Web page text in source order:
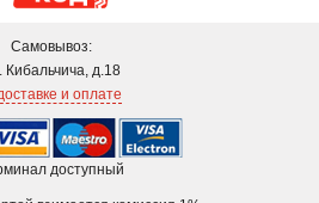
Самовывоз:
Кибальчича, д.18
и оплате
доступный